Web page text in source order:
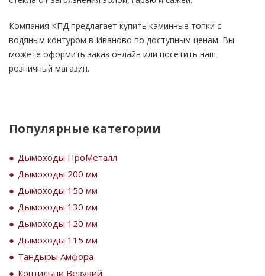
Компания КПД предлагает купить каминные топки с
водяным контуром в Иваново по доступным ценам. Вы
можете оформить заказ онлайн или посетить наш
розничный магазин.
Популярные категории
Дымоходы ПроМеталл
Дымоходы 200 мм
Дымоходы 150 мм
Дымоходы 130 мм
Дымоходы 120 мм
Дымоходы 115 мм
Тандыры Амфора
Коптильни Везувий